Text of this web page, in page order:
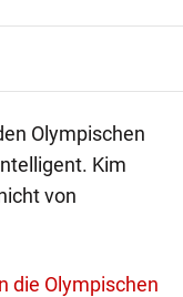
Olympischen
Kim
von
die Olympischen